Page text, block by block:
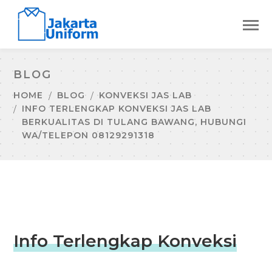
BLOG
HOME BLOG
KONVEKSI JAS LAB
INFO TERLENGKAP KONVEKSI JAS LAB
BERKUALITAS DI TULANG BAWANG, HUBUNGI
WA/TELEPON 08129291318
Info Terlengkap Konveksi